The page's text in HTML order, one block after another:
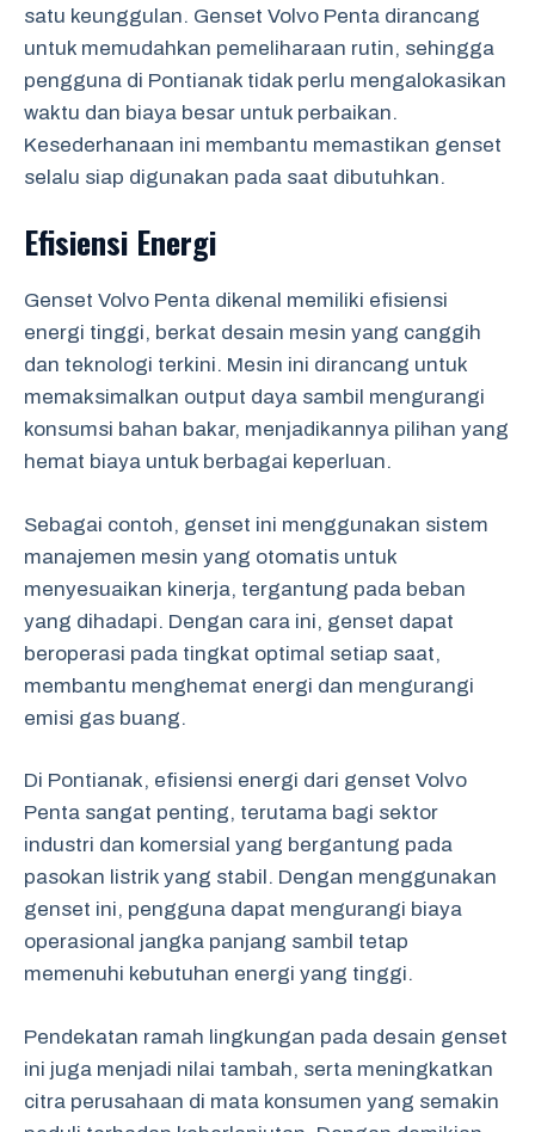
satu keunggulan. Genset Volvo Penta dirancang
untuk memudahkan pemeliharaan rutin, sehingga
pengguna di Pontianak tidak perlu mengalokasikan
waktu dan biaya besar untuk perbaikan.
Kesederhanaan ini membantu memastikan genset
selalu siap digunakan pada saat dibutuhkan.
Efisiensi Energi
Genset Volvo Penta dikenal memiliki efisiensi
energi tinggi, berkat desain mesin yang canggih
dan teknologi terkini. Mesin ini dirancang untuk
memaksimalkan output daya sambil mengurangi
konsumsi bahan bakar, menjadikannya pilihan yang
hemat biaya untuk berbagai keperluan.
Sebagai contoh, genset ini menggunakan sistem
manajemen mesin yang otomatis untuk
menyesuaikan kinerja, tergantung pada beban
yang dihadapi. Dengan cara ini, genset dapat
beroperasi pada tingkat optimal setiap saat,
membantu menghemat energi dan mengurangi
emisi gas buang.
Di Pontianak, efisiensi energi dari genset Volvo
Penta sangat penting, terutama bagi sektor
industri dan komersial yang bergantung pada
pasokan listrik yang stabil. Dengan menggunakan
genset ini, pengguna dapat mengurangi biaya
operasional jangka panjang sambil tetap
memenuhi kebutuhan energi yang tinggi.
Pendekatan ramah lingkungan pada desain genset
ini juga menjadi nilai tambah, serta meningkatkan
citra perusahaan di mata konsumen yang semakin